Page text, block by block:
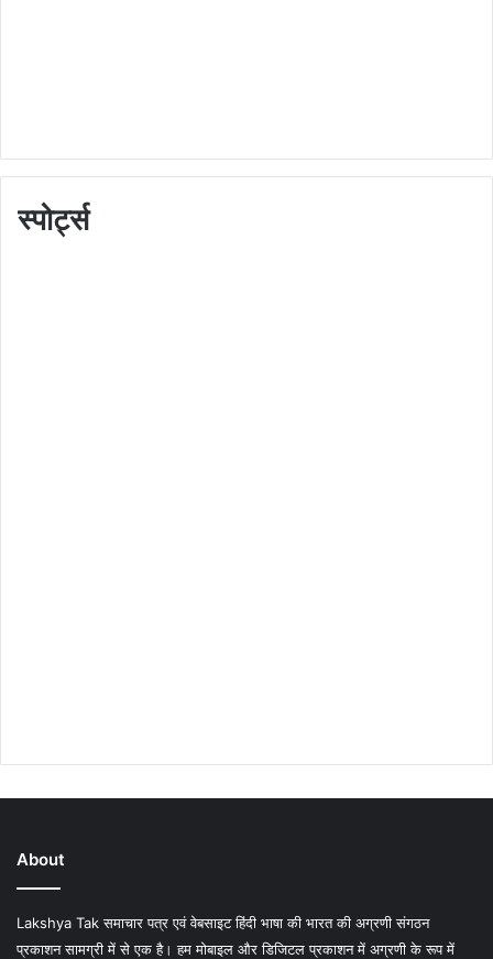
स्पोर्ट्स
About
Lakshya Tak समाचार पत्र एवं वेबसाइट हिंदी भाषा की भारत की अग्रणी संगठन
प्रकाशन सामग्री में से एक है। हम मोबाइल और डिजिटल प्रकाशन में अग्रणी के रूप में